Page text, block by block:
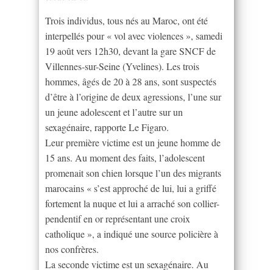
Trois individus, tous nés au Maroc, ont été
interpellés pour « vol avec violences », samedi
19 août vers 12h30, devant la gare SNCF de
Villennes-sur-Seine (Yvelines). Les trois
hommes, âgés de 20 à 28 ans, sont suspectés
d’être à l’origine de deux agressions, l’une sur
un jeune adolescent et l’autre sur un
sexagénaire, rapporte Le Figaro.
Leur première victime est un jeune homme de
15 ans. Au moment des faits, l’adolescent
promenait son chien lorsque l’un des migrants
marocains « s’est approché de lui, lui a griffé
fortement la nuque et lui a arraché son collier-
pendentif en or représentant une croix
catholique », a indiqué une source policière à
nos confrères.
La seconde victime est un sexagénaire. Au